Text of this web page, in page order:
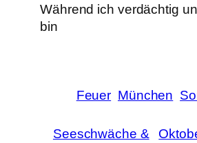
Während ich verdächtig
bin
Feuer München
Seeschwäche &